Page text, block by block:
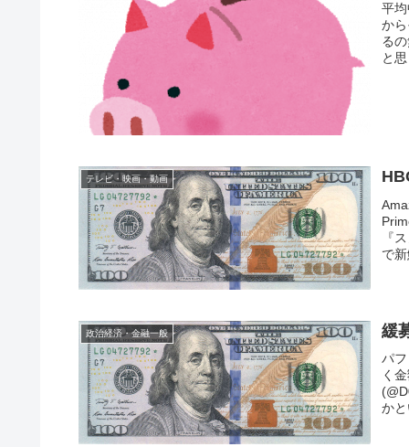
平
か
る
と
テレビ・映画・動画
『
で
政治経済・金融一般 緩
パ
く
か